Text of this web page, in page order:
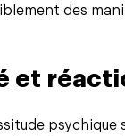
des
et